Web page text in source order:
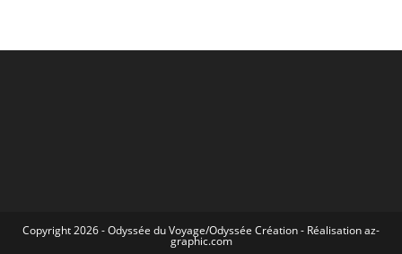
Copyright 2026 -Odyssée du Voyage/Odyssée Création- Réalisationaz-
graphic.com